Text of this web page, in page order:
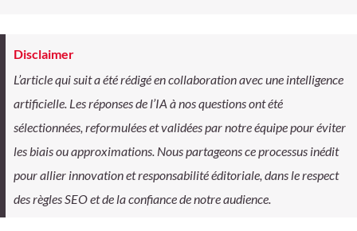
Disclaimer
L’article qui suit a été rédigé en collaboration avec une intelligence
artificielle. Les réponses de l’IA à nos questions ont été
sélectionnées, reformulées et validées par notre équipe pour éviter
les biais ou approximations. Nous partageons ce processus inédit
pour allier innovation et responsabilité éditoriale, dans le respect
des règles SEO et de la confiance de notre audience.